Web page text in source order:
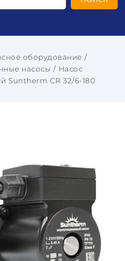
оборудование
насосы
Насос
Suntherm CR 32/6-180